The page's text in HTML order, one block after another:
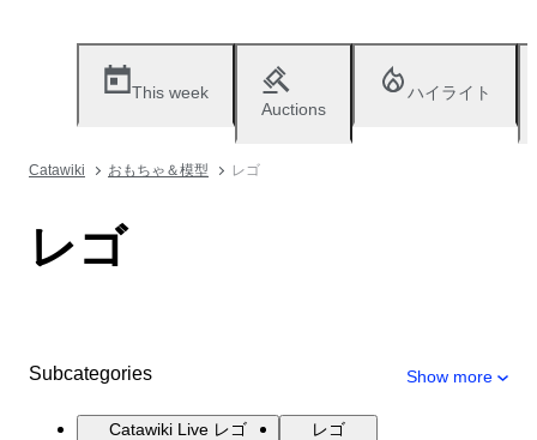
This week
Auctions
ハイライト
Catawiki おもちゃ＆模型 レゴ
レゴ
Subcategories Show more
Catawiki Live レゴ レゴ